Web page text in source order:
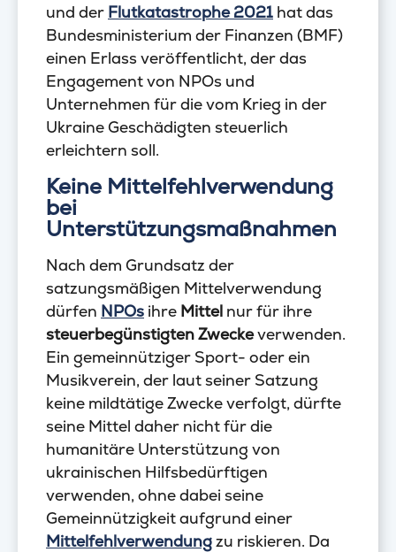
und der Flutkatastrophe 2021 hat das
Bundesministerium der Finanzen (BMF)
einen Erlass veröffentlicht, der das
Engagement von NPOs und
Unternehmen für die vom Krieg in der
Ukraine Geschädigten steuerlich
erleichtern soll.
Keine Mittelfehlverwendung
bei
Unterstützungsmaßnahmen
Nach dem Grundsatz der
satzungsmäßigen Mittelverwendung
dürfen NPOs ihre Mittel nur für ihre
steuerbegünstigten Zweckeverwenden.
Ein gemeinnütziger Sport- oder ein
Musikverein, der laut seiner Satzung
keine mildtätige Zwecke verfolgt, dürfte
seine Mittel daher nicht für die
humanitäre Unterstützung von
ukrainischen Hilfsbedürftigen
verwenden, ohne dabei seine
Gemeinnützigkeit aufgrund einer
Mittelfehlverwendungzu riskieren. Da